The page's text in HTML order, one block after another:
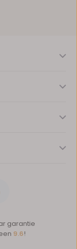
garantie
9.6!